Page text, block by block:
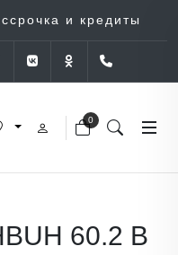
и кредиты
Facebook
VK OK
0
60.2 B